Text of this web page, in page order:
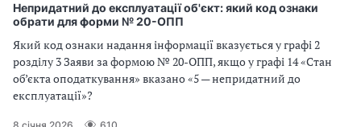
Непридатний до експлуатації об'єкт: який код ознаки
обрати для форми № 20-ОПП
Який код ознаки надання інформації вказується у графі 2
розділу 3 Заяви за формою № 20-ОПП, якщо у графі 14 «Стан
об’єкта оподаткування» вказано «5 — непридатний до
експлуатації»?
8 січня 2026 610